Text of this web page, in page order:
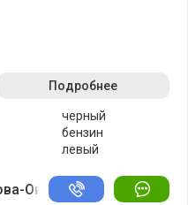
черный
бензин
левый
Подробнее
Овсеенко